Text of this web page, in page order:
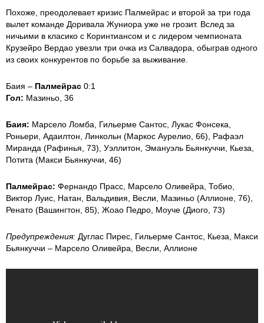
Похоже, преодолевает кризис Палмейрас и второй за три года
вылет команде Доривала Жуниора уже не грозит. Вслед за
ничьими в класико с Коринтиансом и с лидером чемпионата
Крузейро Вердао увезли три очка из Салвадора, обыграв одного
из своих конкурентов по борьбе за выживание.
Баия – Палмейрас 0:1
Гол: Мазиньо, 36
Баия: Марсело Ломба, Гильерме Сантос, Лукас Фонсека,
Роньери, Адаилтон, Линкольн (Маркос Аурелио, 66), Рафаэл
Миранда (Рафинья, 73), Уэллитон, Эмануэль Бьянкуччи, Кьеза,
Потита (Макси Бьянкуччи, 46)
Палмейрас: Фернандо Прасс, Марсело Оливейра, Тобио,
Виктор Луис, Натан, Вальдивия, Весли, Мазиньо (Аллионе, 76),
Ренато (Вашингтон, 85), Жоао Педро, Моуче (Диого, 73)
Предупреждения: Дуглас Пирес, Гильерме Сантос, Кьеза, Макси
Бьянкуччи – Марсело Оливейра, Весли, Аллионе